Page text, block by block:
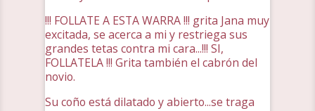
!!! FOLLATE A ESTA WARRA !!! grita Jana muy
excitada, se acerca a mi y restriega sus
grandes tetas contra mi cara...!!! SI,
FOLLATELA !!! Grita también el cabrón del
novio.
Su coño está dilatado y abierto...se traga